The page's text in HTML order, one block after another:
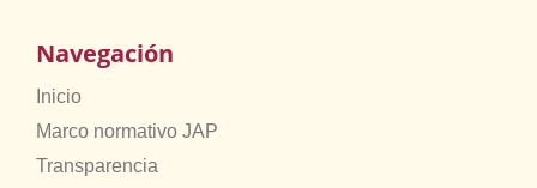
Navegación
Inicio
Marco normativo JAP
Transparencia